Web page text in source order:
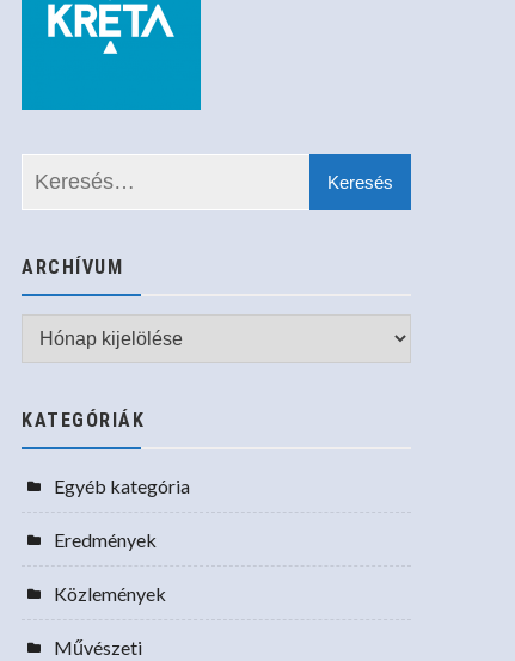
ARCHÍVUM
Archívum
KATEGÓRIÁK
Egyéb kategória
Eredmények
Közlemények
Művészeti